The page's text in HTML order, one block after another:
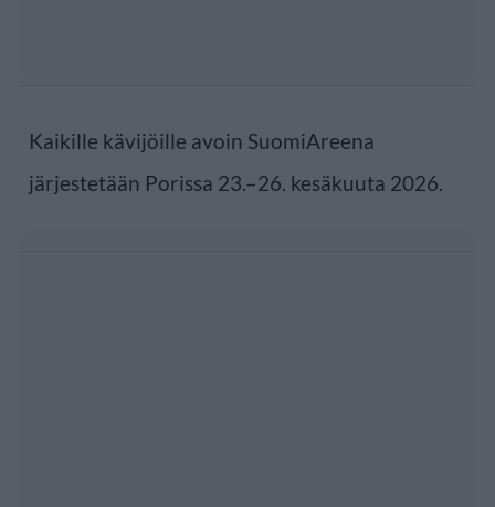
Kaikille kävijöille avoin SuomiAreena
järjestetään Porissa 23.–26. kesäkuuta 2026.